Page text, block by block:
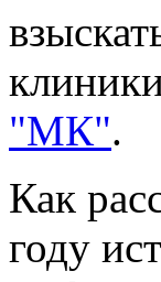
"МК".
Как
году